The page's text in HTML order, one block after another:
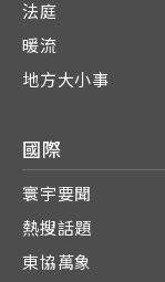
法庭
暖流
地方大小事
國際
寰宇要聞
熱搜話題
東協萬象